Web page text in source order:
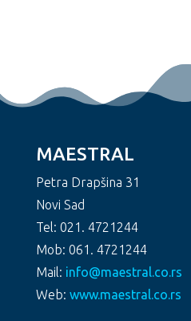
MAESTRAL
Petra Drapšina 31
Novi Sad
Tel: 021. 4721244
Mob: 061. 4721244
Mail: info@maestral.co.rs
Web: www.maestral.co.rs